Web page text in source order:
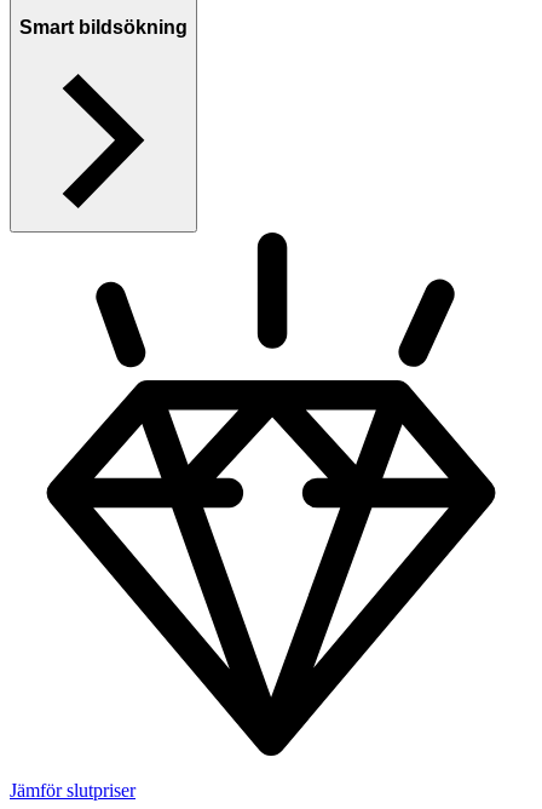
Smart bildsökning
Jämför slutpriser